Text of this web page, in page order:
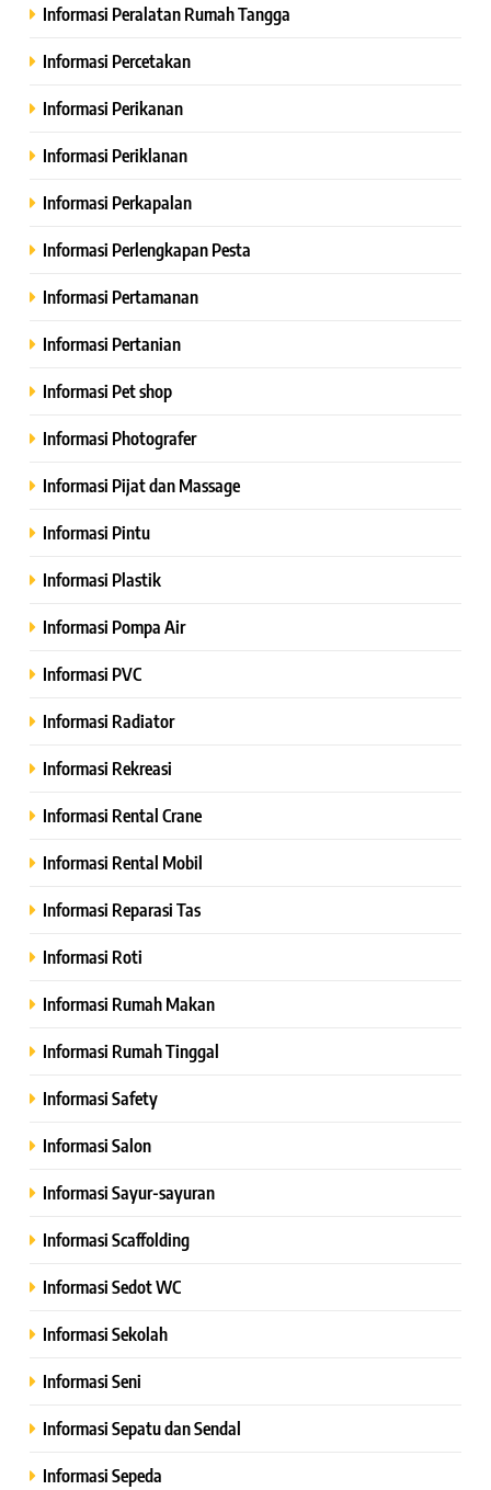
Informasi Peralatan Rumah Tangga
Informasi Percetakan
Informasi Perikanan
Informasi Periklanan
Informasi Perkapalan
Informasi Perlengkapan Pesta
Informasi Pertamanan
Informasi Pertanian
Informasi Pet shop
Informasi Photografer
Informasi Pijat dan Massage
Informasi Pintu
Informasi Plastik
Informasi Pompa Air
Informasi PVC
Informasi Radiator
Informasi Rekreasi
Informasi Rental Crane
Informasi Rental Mobil
Informasi Reparasi Tas
Informasi Roti
Informasi Rumah Makan
Informasi Rumah Tinggal
Informasi Safety
Informasi Salon
Informasi Sayur-sayuran
Informasi Scaffolding
Informasi Sedot WC
Informasi Sekolah
Informasi Seni
Informasi Sepatu dan Sendal
Informasi Sepeda